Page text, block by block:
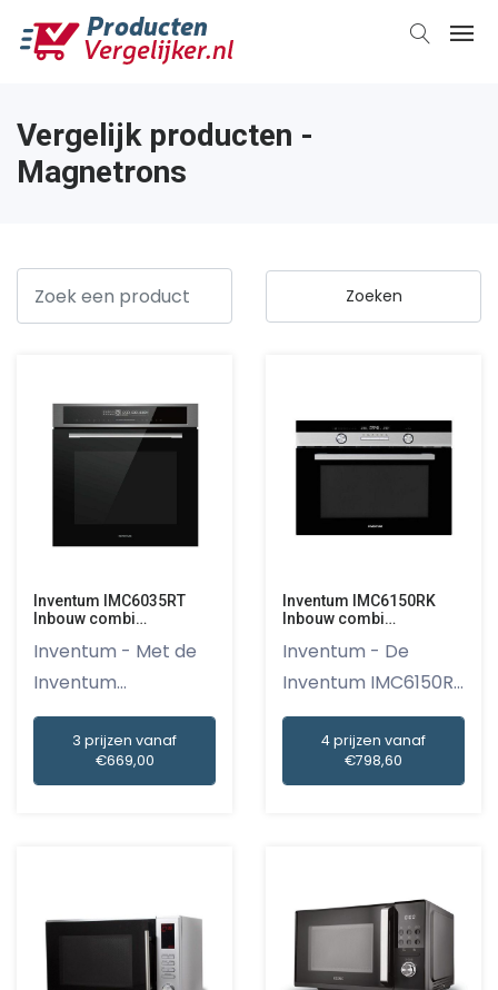
Vergelijk producten -
Magnetrons
Inventum IMC6035RT
Inbouw combi
Inventum - Met de
Inventum
IMC6035RT Inbouw...
3 prijzen vanaf
€669,00
Inventum IMC6150RK
Inbouw combi
Inventum - De
Inventum IMC6150RK
inbouw com...
4 prijzen vanaf
€798,60